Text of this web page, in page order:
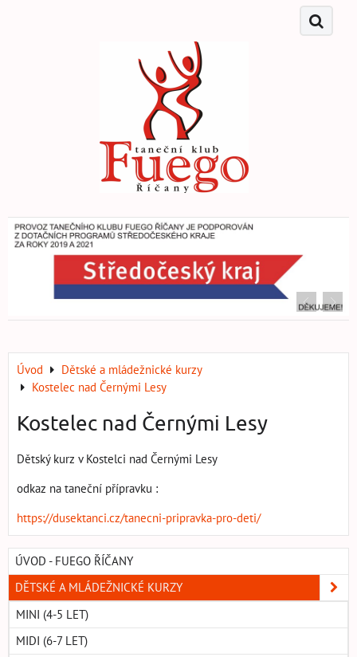
Úvod
Dětské a mládežnické kurzy
Kostelec nad Černými Lesy
Kostelec nad Černými Lesy
Dětský kurz v Kostelci nad Černými Lesy
odkaz na taneční přípravku :
https://dusektanci.cz/tanecni-pripravka-pro-deti/
ÚVOD - FUEGO ŘÍČANY
DĚTSKÉ A MLÁDEŽNICKÉ KURZY
MINI (4-5 LET)
MIDI (6-7 LET)